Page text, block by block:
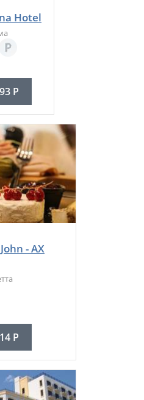
Hotel
Р
- AX
Р